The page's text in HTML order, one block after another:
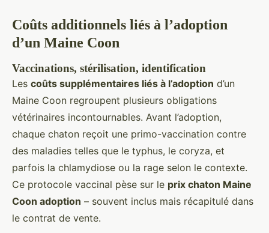
Coûts additionnels liés à l’adoption
d’un Maine Coon
Vaccinations, stérilisation, identification
Les coûts supplémentaires liés à l’adoption d’un
Maine Coon regroupent plusieurs obligations
vétérinaires incontournables. Avant l’adoption,
chaque chaton reçoit une primo-vaccination contre
des maladies telles que le typhus, le coryza, et
parfois la chlamydiose ou la rage selon le contexte.
Ce protocole vaccinal pèse sur le prix chaton Maine
Coon adoption – souvent inclus mais récapitulé dans
le contrat de vente.